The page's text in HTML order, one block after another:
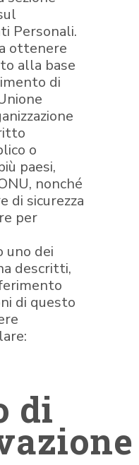
Personali.
ottenere
alla base
di
o
paesi,
nonché
di sicurezza
per
uno dei
descritti,
di questo
di